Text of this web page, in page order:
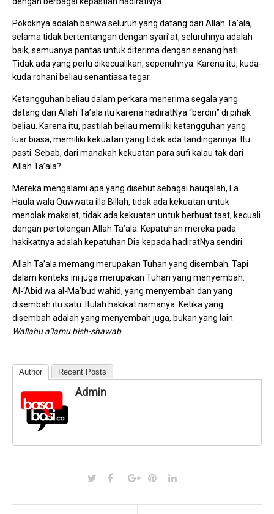
Pokoknya adalah bahwa seluruh yang datang dari Allah Ta’ala,
selama tidak bertentangan dengan syari’at, seluruhnya adalah
baik, semuanya pantas untuk diterima dengan senang hati.
Tidak ada yang perlu dikecualikan, sepenuhnya. Karena itu, kuda-
kuda rohani beliau senantiasa tegar.
Ketangguhan beliau dalam perkara menerima segala yang
datang dari Allah Ta’ala itu karena hadiratNya “berdiri” di pihak
beliau. Karena itu, pastilah beliau memiliki ketangguhan yang
luar biasa, memiliki kekuatan yang tidak ada tandingannya. Itu
pasti. Sebab, dari manakah kekuatan para sufi kalau tak dari
Allah Ta’ala?
Mereka mengalami apa yang disebut sebagai hauqalah, La
Haula wala Quwwata illa Billah, tidak ada kekuatan untuk
menolak maksiat, tidak ada kekuatan untuk berbuat taat, kecuali
dengan pertolongan Allah Ta’ala. Kepatuhan mereka pada
hakikatnya adalah kepatuhan Dia kepada hadiratNya sendiri.
Allah Ta’ala memang merupakan Tuhan yang disembah. Tapi
dalam konteks ini juga merupakan Tuhan yang menyembah.
Al-‘Abid wa al-Ma’bud wahid, yang menyembah dan yang
disembah itu satu. Itulah hakikat namanya. Ketika yang
disembah adalah yang menyembah juga, bukan yang lain.
Wallahu a’lamu bish-shawab.
Author Recent Posts
Admin